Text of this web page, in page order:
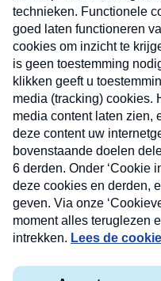
Privacyverklaring
Nieuwsbrief
Neem hier een gratis
nieuwsbrief. Elke